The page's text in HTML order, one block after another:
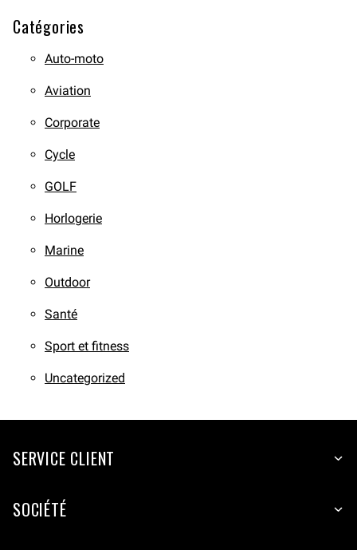
Catégories
Auto-moto
Aviation
Corporate
Cycle
GOLF
Horlogerie
Marine
Outdoor
Santé
Sport et fitness
Uncategorized
SERVICE CLIENT
SOCIÉTÉ